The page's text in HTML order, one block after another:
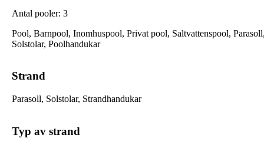
Antal pooler: 3
Pool, Barnpool, Inomhuspool, Privat pool, Saltvattenspool,
Solstolar, Poolhandukar
Strand
Parasoll, Solstolar, Strandhandukar
Typ av strand